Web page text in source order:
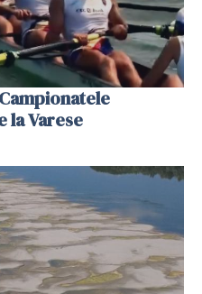
la Varese